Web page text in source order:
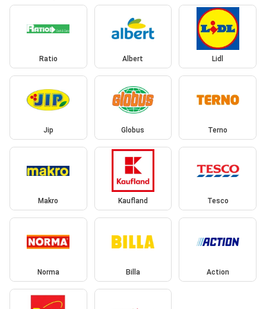
Ratio Albert Lidl
Jip Globus Terno
Makro Kaufland Tesco
Norma Billa Action